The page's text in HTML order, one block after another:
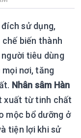
sử dụng,
biến thành
tiêu dùng
nơi, tăng
Nhân sâm Hàn
xuất từ tinh chất
mộc bổ dưỡng ở
tiện lợi khi sử